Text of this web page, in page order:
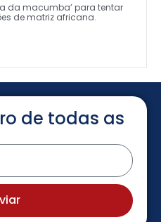
da macumba’ para tentar
de matriz africana.
de todas as